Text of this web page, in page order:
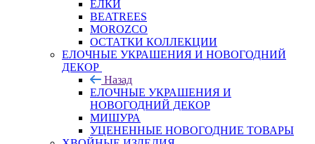
ЕЛКИ
BEATREES
MOROZCO
ОСТАТКИ КОЛЛЕКЦИИ
ЕЛОЧНЫЕ УКРАШЕНИЯ И НОВОГОДНИЙ
ДЕКОР
Назад
ЕЛОЧНЫЕ УКРАШЕНИЯ И
НОВОГОДНИЙ ДЕКОР
МИШУРА
УЦЕНЕННЫЕ НОВОГОДНИЕ ТОВАРЫ